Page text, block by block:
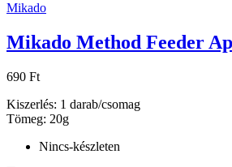
Mikado
Mikado Method Feeder
690 Ft
Kiszerlés: 1 darab/csomag
Tömeg: 20g
Nincs-készleten